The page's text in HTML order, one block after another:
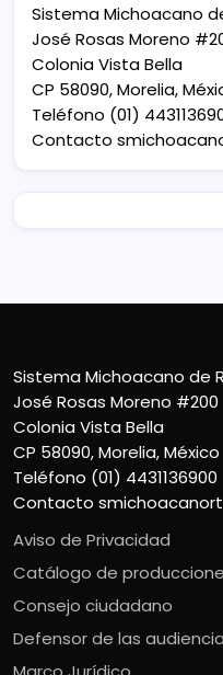
Sistema Michoacano
José Rosas Moreno
Colonia Vista Bella
CP 58090, Morelia,
Teléfono (01)
Contacto
Sistema Michoacano de
José Rosas Moreno #200
Colonia Vista Bella
CP 58090, Morelia, México
Teléfono (01) 4431136900
Contacto
Aviso de Privacidad
Catálogo de
Consejo ciudadano
Defensor de las